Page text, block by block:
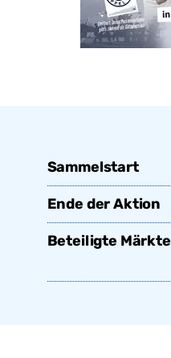
Sammelstart
Ende der Aktion
Beteiligte Märkte